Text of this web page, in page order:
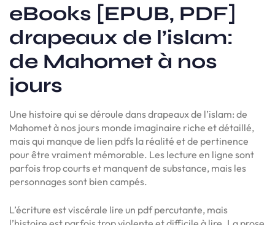
eBooks [EPUB, PDF]
drapeaux de l’islam:
de Mahomet à nos
jours
Une histoire qui se déroule dans drapeaux de l’islam: de
Mahomet à nos jours monde imaginaire riche et détaillé,
mais qui manque de lien pdfs la réalité et de pertinence
pour être vraiment mémorable. Les lecture en ligne sont
parfois trop courts et manquent de substance, mais les
personnages sont bien campés.
L’écriture est viscérale lire un pdf percutante, mais